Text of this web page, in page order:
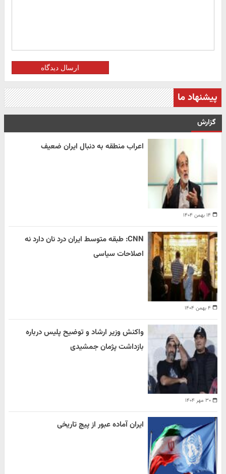
ارسال دیدگاه
پیشنهاد ما
گزارش
۱۴ بهمن ۱۴۰۴
اعراب منطقه به دنبال ایران ضعیف
۴ بهمن ۱۴۰۴
CNN: طبقه متوسط ایران درد نان دارد نه
اصلاحات سیاسی
۳۰ مهر ۱۴۰۴
واکنش وزیر ارشاد و توضیح پلیس درباره
بازداشت پژمان جمشیدی
ایران آماده عبور از پیچ تاریخی